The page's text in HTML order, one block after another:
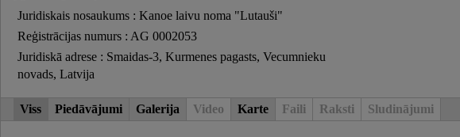
Juridiskais nosaukums : Kanoe laivu noma "Lutauši"
Reģistrācijas numurs : AG 0002053
Juridiskā adrese : Smaidas-3, Kurmenes pagasts, Vecumnieku
novads, Latvija
Viss Piedāvājumi Galerija Video Karte Faili Raksti Sludinājumi